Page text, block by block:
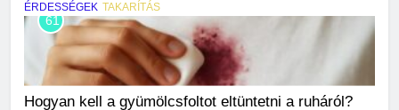
ÉRDESSÉGEK TAKARÍTÁS
61
Hogyan kell a gyümölcsfoltot eltüntetni a ruháról?